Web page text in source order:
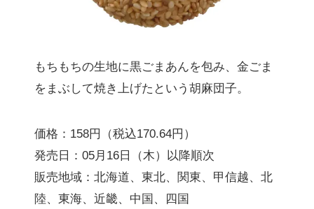
もちもちの生地に黒ごまあんを包み、金ごま
をまぶして焼き上げたという胡麻団子。
価格：158円（税込170.64円）
発売日：05月16日（木）以降順次
販売地域：北海道、東北、関東、甲信越、北
陸、東海、近畿、中国、四国